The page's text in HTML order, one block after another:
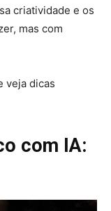
criatividade e os
mas com
veja dicas
com IA: